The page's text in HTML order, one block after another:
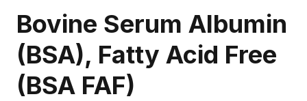
Bovine Serum Albumin
(BSA), Fatty Acid Free
(BSA FAF)